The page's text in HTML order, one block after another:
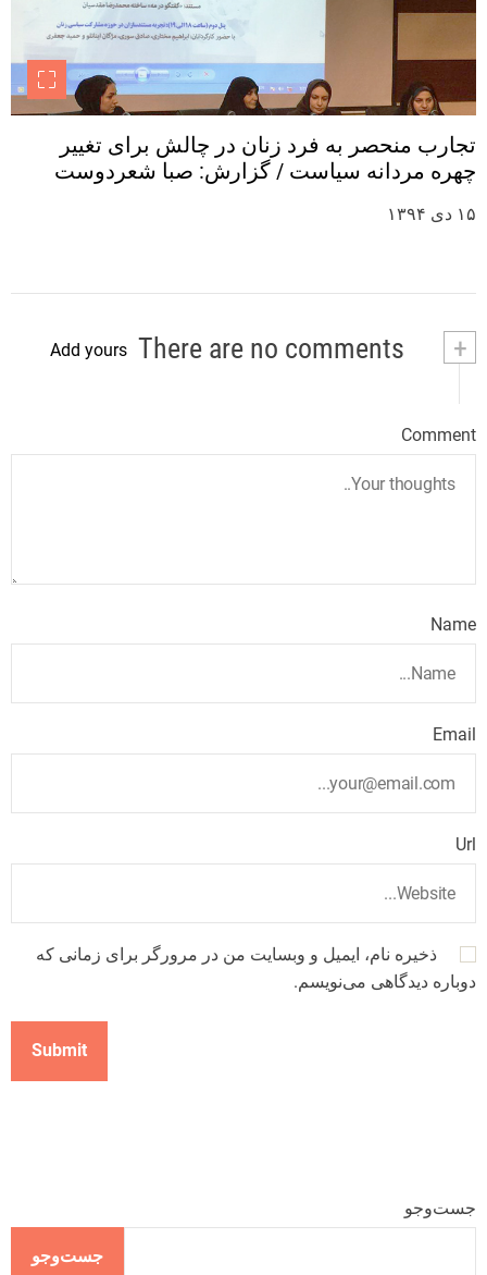
تجارب منحصر به فرد زنان در چالش برای تغییر
چهره مردانه سیاست / گزارش: صبا شعردوست
۱۵ دی ۱۳۹۴
+
Add yours
Comment
Name
Email
Url
ذخیره نام، ایمیل و وبسایت من در مرورگر برای زمانی که
دوباره دیدگاهی می‌نویسم.
جست‌وجو
جست‌وجو